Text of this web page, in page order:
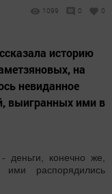
1099 0 0
историю
на
невиданное
выигранных ими в
деньги, конечно же,
распорядились